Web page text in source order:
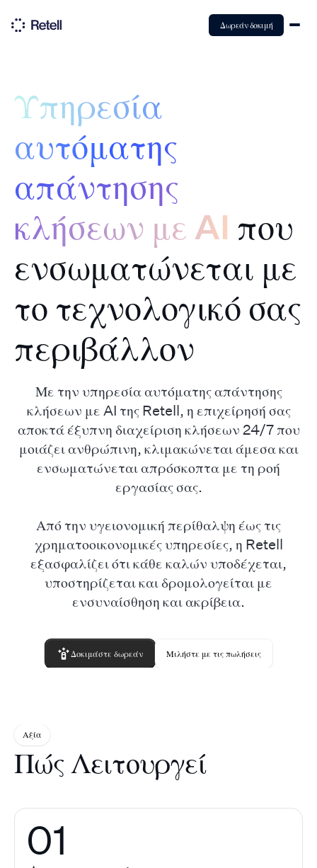
Δωρεάν δοκιμή
Υπηρεσία
αυτόματης
απάντησης
κλήσεων με AI που
ενσωματώνεται με
το τεχνολογικό σας
περιβάλλον
Με την υπηρεσία αυτόματης απάντησης
κλήσεων με AI της Retell, η επιχείρησή σας
αποκτά έξυπνη διαχείριση κλήσεων 24/7 που
μοιάζει ανθρώπινη, κλιμακώνεται άμεσα και
ενσωματώνεται απρόσκοπτα με τη ροή
εργασίας σας.
Από την υγειονομική περίθαλψη έως τις
χρηματοοικονομικές υπηρεσίες, η Retell
εξασφαλίζει ότι κάθε καλών υποδέχεται,
υποστηρίζεται και δρομολογείται με
ενσυναίσθηση και ακρίβεια.
Δοκιμάστε δωρεάν Μιλήστε με τις πωλήσεις
Αξία
Πώς Λειτουργεί
01